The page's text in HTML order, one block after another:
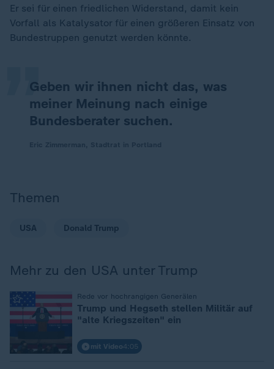
Er sei für einen friedlichen Widerstand, damit kein
Vorfall als Katalysator für einen größeren Einsatz von
Bundestruppen genutzt werden könnte.
Geben wir ihnen nicht das, was
meiner Meinung nach einige
Bundesberater suchen.
„
Themen
USA Donald Trump
Mehr zu den USA unter Trump
Rede vor hochrangigen Generälen
Trump und Hegseth stellen Militär auf
"alte Kriegszeiten" ein
mit Video4:05